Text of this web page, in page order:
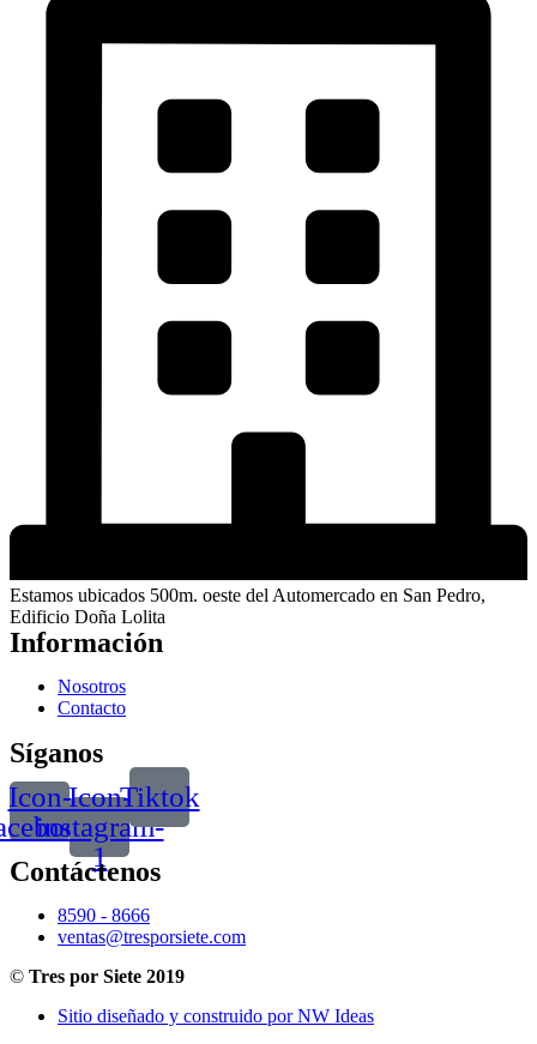
Estamos ubicados 500m. oeste del Automercado en San Pedro,
Edificio Doña Lolita
Información
Nosotros
Contacto
Síganos
Icon-Icon-
instagram-
1
Tiktok
Contáctenos
8590 - 8666
ventas@tresporsiete.com
© Tres por Siete 2019
Sitio diseñado y construido por NW Ideas